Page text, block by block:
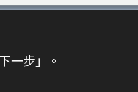
一步」。